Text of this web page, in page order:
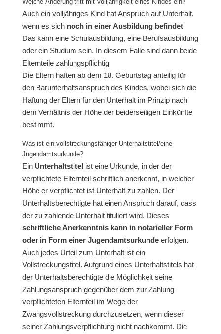
Welche Änderung tritt mit Volljährigkeit eines Kindes ein?
Auch ein volljähriges Kind hat Anspruch auf Unterhalt,
wenn es sich noch in einer Ausbildung befindet.
Das kann eine Schulausbildung, eine Berufsausbildung
oder ein Studium sein. In diesem Falle sind dann beide
Elternteile zahlungspflichtig.
Die Eltern haften ab dem 18. Geburtstag anteilig für
den Barunterhaltsanspruch des Kindes, wobei sich die
Haftung der Eltern für den Unterhalt im Prinzip nach
dem Verhältnis der Höhe der beiderseitigen Einkünfte
bestimmt.
Was ist ein vollstreckungsfähiger Unterhaltstitel/eine
Jugendamtsurkunde?
Ein Unterhaltstitel ist eine Urkunde, in der der
verpflichtete Elternteil schriftlich anerkennt, in welcher
Höhe er verpflichtet ist Unterhalt zu zahlen. Der
Unterhaltsberechtigte hat einen Anspruch darauf, dass
der zu zahlende Unterhalt tituliert wird. Dieses
schriftliche Anerkenntnis kann in notarieller Form
oder in Form einer Jugendamtsurkundeerfolgen.
Auch jedes Urteil zum Unterhalt ist ein
Vollstreckungstitel. Aufgrund eines Unterhaltstitels hat
der Unterhaltsberechtigte die Möglichkeit seine
Zahlungsanspruch gegenüber dem zur Zahlung
verpflichteten Elternteil im Wege der
Zwangsvollstreckung durchzusetzen, wenn dieser
seiner Zahlungsverpflichtung nicht nachkommt. Die